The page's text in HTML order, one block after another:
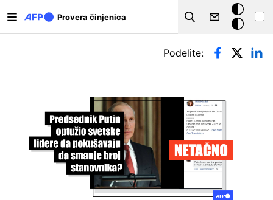
Provera činjenica
Search
Tamna
pozadina
Примарни табови
Podelite: